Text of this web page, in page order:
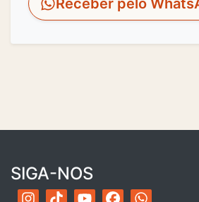
SIGA-NOS